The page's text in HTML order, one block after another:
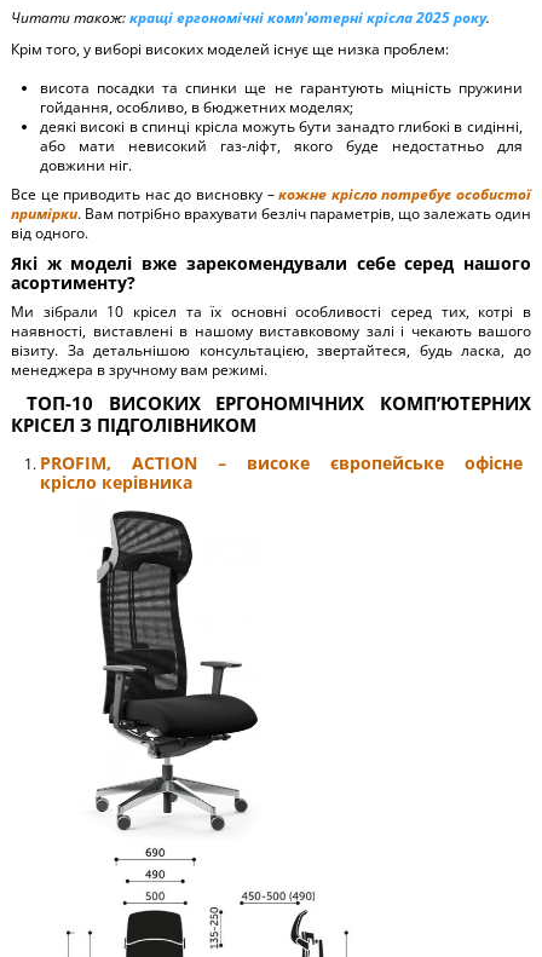
Читати також:кращі ергономічні комп'ютерні крісла 2025 року.
Крім того, у виборі високих моделей існує ще низка проблем:
висота посадки та спинки ще не гарантують міцність пружини
гойдання, особливо, в бюджетних моделях;
деякі високі в спинці крісла можуть бути занадто глибокі в сидінні,
або мати невисокий газ-ліфт, якого буде недостатньо для
довжини ніг.
Все це приводить нас до висновку –кожне крісло потребує особистої
примірки. Вам потрібно врахувати безліч параметрів, що залежать один
від одного.
Які ж моделі вже зарекомендували себе серед нашого
асортименту?
Ми зібрали 10 крісел та їх основні особливості серед тих, котрі в
наявності, виставлені в нашому виставковому залі і чекають вашого
візиту. За детальнішою консультацією, звертайтеся, будь ласка, до
менеджера в зручному вам режимі.
ТОП-10 ВИСОКИХ ЕРГОНОМІЧНИХ КОМП’ЮТЕРНИХ
КРІСЕЛ З ПІДГОЛІВНИКОМ
PROFIM, ACTION – високе європейське офісне
крісло керівника